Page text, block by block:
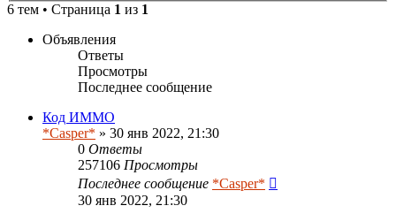
6 тем • Страница 1 из 1
Объявления
Ответы
Просмотры
Последнее сообщение
Код ИММО
*Casper* » 30 янв 2022, 21:30
0 Ответы
257106 Просмотры
Последнее сообщение *Casper*
30 янв 2022, 21:30